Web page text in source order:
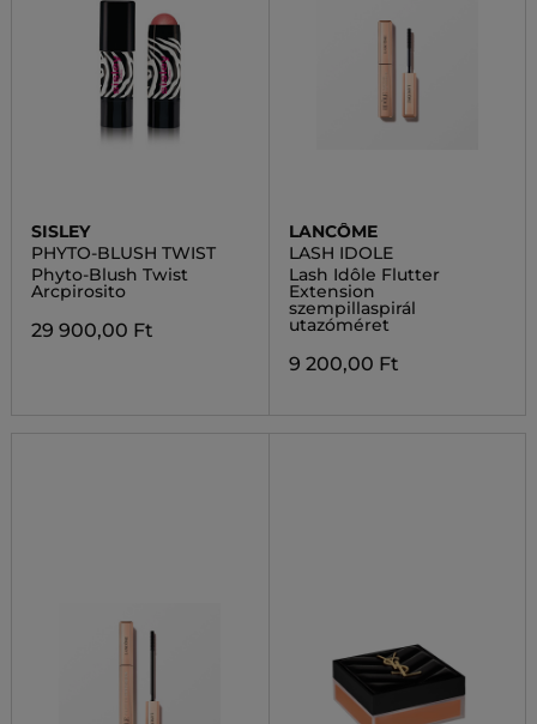
SISLEY
PHYTO-BLUSH TWIST
Phyto-Blush Twist
Arcpirosito
29 900,00 Ft
LANCÔME
LASH IDOLE
Lash Idôle Flutter
Extension
szempillaspirál
utazóméret
9 200,00 Ft